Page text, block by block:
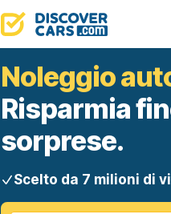
Noleggio
Risparmia
sorprese.
Scelto da 7 milioni di